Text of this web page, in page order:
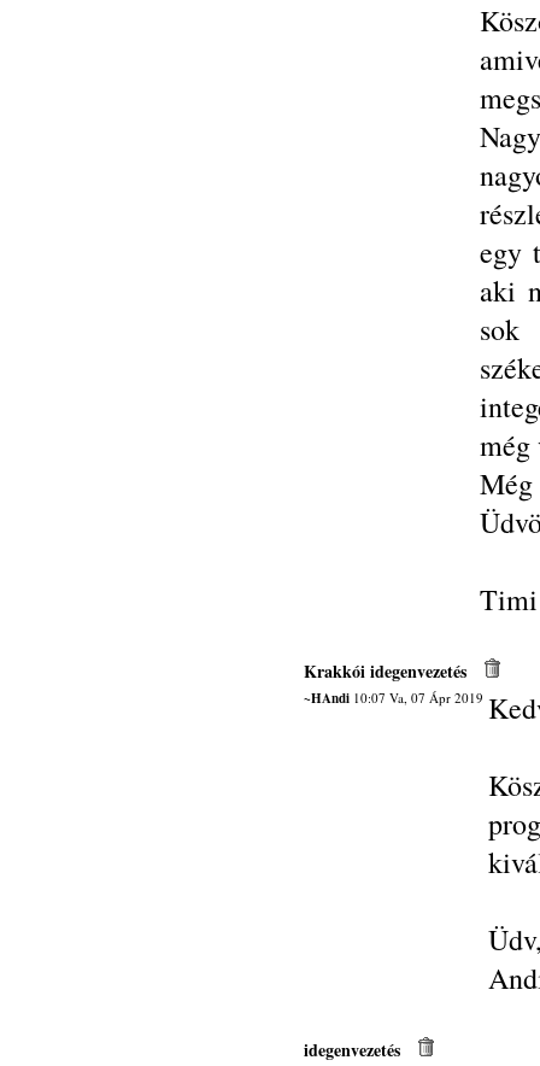
egy
aki
sok
még
Még
Timi
Krakkói idegenvezetés
~HAndi10:07 Va, 07 Ápr 2019
idegenvezetés